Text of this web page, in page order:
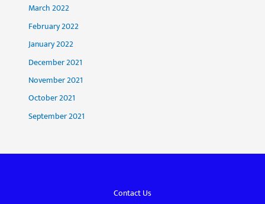
March 2022
February 2022
January 2022
December 2021
November 2021
October 2021
September 2021
Contact Us